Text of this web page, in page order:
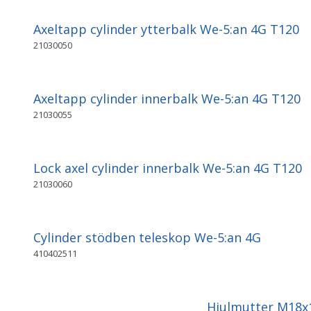
Axeltapp cylinder ytterbalk We-5:an 4G T120
21030050
Axeltapp cylinder innerbalk We-5:an 4G T120
21030055
Lock axel cylinder innerbalk We-5:an 4G T120
21030060
Cylinder stödben teleskop We-5:an 4G
410402511
Hjulmutter